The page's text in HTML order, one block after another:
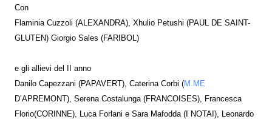
Con
Flaminia Cuzzoli (ALEXANDRA), Xhulio Petushi (PAUL DE SAINT-
GLUTEN) Giorgio Sales (FARIBOL)
e gli allievi del II anno
Danilo Capezzani (PAPAVERT), Caterina Corbi (M.ME
D’APREMONT), Serena Costalunga (FRANCOISES), Francesca
Florio(CORINNE), Luca Forlani e Sara Mafodda (I NOTAI), Leonardo